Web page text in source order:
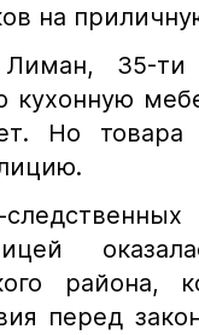
на
35-
кухонную
Но
района,
перед